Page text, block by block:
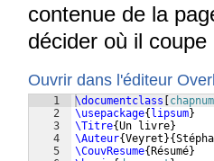
contenue de la
décider où il
Ouvrir dans l'éditeur
1
2
3
4
5
\documentclass
\usepackage{ lipsum}
\Titre{Un livre}
\Auteur{Veyret }{
\CouvResume{ Résumé}